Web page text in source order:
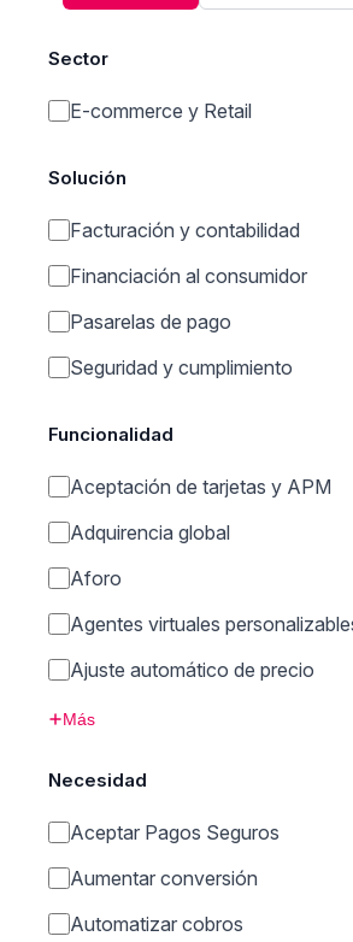
Sector
E-commerce y Retail
Solución
Facturación y contabilidad
Financiación al consumidor
Pasarelas de pago
Seguridad y cumplimiento
Funcionalidad
Aceptación de tarjetas y APM
Adquirencia global
Aforo
Agentes virtuales
Ajuste automático de precio
Más
Necesidad
Aceptar Pagos Seguros
Aumentar conversión
Automatizar cobros